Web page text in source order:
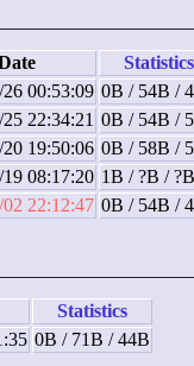
Statistics
26 00:53:09 0B / 54B /
22:34:21 0B / 54B /
20 19:50:06 0B / 58B /
19 08:17:20 1B / ?B / ?B
02 22:12:47 0B / 54B /
Statistics
0B / 71B / 44B